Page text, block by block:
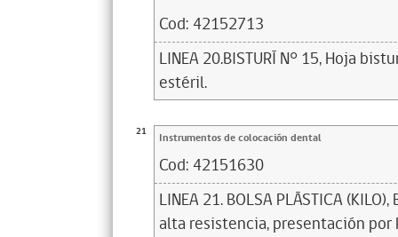
Cod: 42152713
LINEA 20.BISTURÍ N° 15, Hoja
estéril.
21 Instrumentos de colocación dental
Cod: 42151630
LINEA 21. BOLSA PLÁSTICA
alta resistencia, presentación por